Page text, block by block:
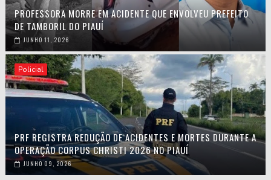
PROFESSORA MORRE EM ACIDENTE QUE ENVOLVEU PREFEITO
DE TAMBORIL DO PIAUÍ
JUNHO 11, 2026
Policial
PRF REGISTRA REDUÇÃO DE ACIDENTES E MORTES DURANTE A
OPERAÇÃO CORPUS CHRISTI 2026 NO PIAUÍ
JUNHO 09, 2026